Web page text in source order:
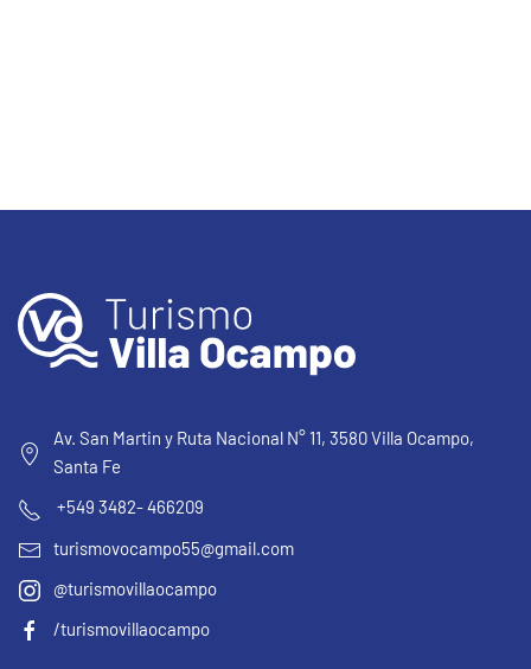
Av. San Martin y Ruta Nacional N° 11, 3580 Villa Ocampo,
Santa Fe
+549 3482- 466209
turismovocampo55@gmail.com
@turismovillaocampo
/turismovillaocampo